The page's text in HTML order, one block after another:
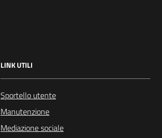
LINK UTILI
Sportello utente
Manutenzione
Mediazione sociale